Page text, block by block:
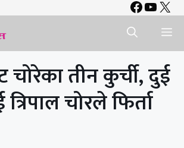
X
चोरेका तीन कुर्ची, दुई
चोरले फिर्ता